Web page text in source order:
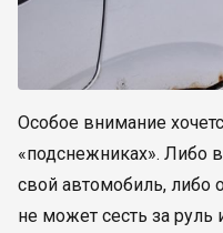
Особое внимание
«подснежниках». Либо
свой автомобиль, либо
не может сесть за